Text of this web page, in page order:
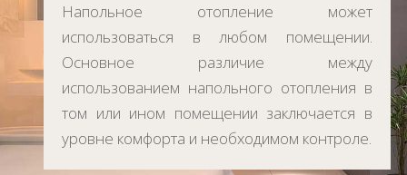
Напольное отопление может
использоваться в любом помещении.
Основное различие между
использованием напольного отопления в
том или ином помещении заключается в
уровне комфорта и необходимом контроле.